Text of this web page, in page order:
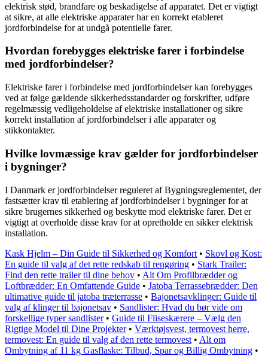
elektrisk stød, brandfare og beskadigelse af apparatet. Det er vigtigt
at sikre, at alle elektriske apparater har en korrekt etableret
jordforbindelse for at undgå potentielle farer.
Hvordan forebygges elektriske farer i forbindelse
med jordforbindelser?
Elektriske farer i forbindelse med jordforbindelser kan forebygges
ved at følge gældende sikkerhedsstandarder og forskrifter, udføre
regelmæssig vedligeholdelse af elektriske installationer og sikre
korrekt installation af jordforbindelser i alle apparater og
stikkontakter.
Hvilke lovmæssige krav gælder for jordforbindelser
i bygninger?
I Danmark er jordforbindelser reguleret af Bygningsreglementet, der
fastsætter krav til etablering af jordforbindelser i bygninger for at
sikre brugernes sikkerhed og beskytte mod elektriske farer. Det er
vigtigt at overholde disse krav for at opretholde en sikker elektrisk
installation.
Kask Hjelm – Din Guide til Sikkerhed og Komfort • Skovl og Kost:
En guide til valg af det rette redskab til rengøring • Stark Trailer:
Find den rette trailer til dine behov • Alt Om Profilbrædder og
Loftbrædder: En Omfattende Guide • Jatoba Terrassebrædder: Den
ultimative guide til jatoba træterrasse • Bajonetsavklinger: Guide til
valg af klinger til bajonetsav • Sandlister: Hvad du bør vide om
forskellige typer sandlister• Guide til Fliseskærere – Vælg den
Rigtige Model til Dine Projekter• Værktøjsvest, termovest herre,
termovest: En guide til valg af den rette termovest • Alt om
Ombytning af 11 kg Gasflaske: Tilbud, Spar og Billig Ombytning •